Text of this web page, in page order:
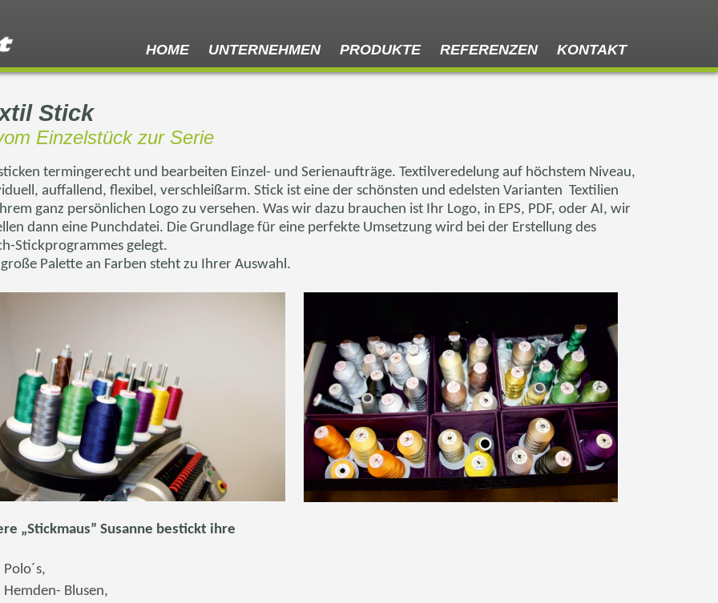
HOME UNTERNEHMEN PRODUKTE REFERENZEN KONTAKT
Stick
Einzelstück zur Serie
termingerecht und bearbeiten Einzel- und Serienaufträge. Textilveredelung auf höchstem Niveau,
auffallend, flexibel, verschleißarm. Stick ist eine der schönsten und edelsten Varianten Textilien
ganz persönlichen Logo zu versehen. Was wir dazu brauchen ist Ihr Logo, in EPS, PDF, oder AI, wir
dann eine Punchdatei. Die Grundlage für eine perfekte Umsetzung wird bei der Erstellung des
Stickprogrammes gelegt.
Palette an Farben steht zu Ihrer Auswahl.
„Stickmaus” Susanne bestickt ihre
Polo´s,
Hemden- Blusen,